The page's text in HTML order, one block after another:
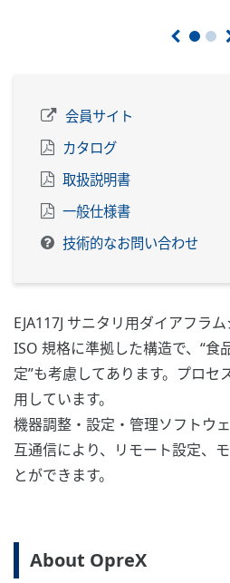
会員サイト
カタログ
取扱説明書
一般仕様書
技術的なお問い合わせ
EJA117J サニタリ用ダイアフラ
ISO 規格に準拠した構造で、“食
定”も考慮してあります。プロセ
用しています。
機器調整・設定・管理ソフトウ
互通信により、リモート設定、
とができます。
About OpreX